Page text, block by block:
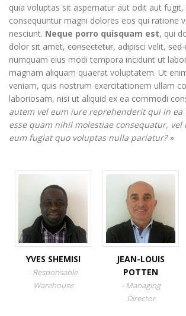
quia voluptas sit aspernatur aut odit aut fugit,
consequuntur magni dolores eos qui ratione
nesciunt. Neque porro quisquam est, qui
dolor sit amet, consectetur, adipisci velit, sed
numquam eius modi tempora incidunt ut
magnam aliquam quaerat voluptatem. Ut
veniam, quis nostrum exercitationem ullam
laboriosam, nisi ut aliquid ex ea commodi
autem vel eum iure reprehenderit qui in ea
esse quam nihil molestiae consequatur,
eum fugiat quo voluptas nulla pariatur? »
YVES SHEMISI
- Responsable
Warehouse
JEAN-LOUIS
POTTEN
- Managing
Director